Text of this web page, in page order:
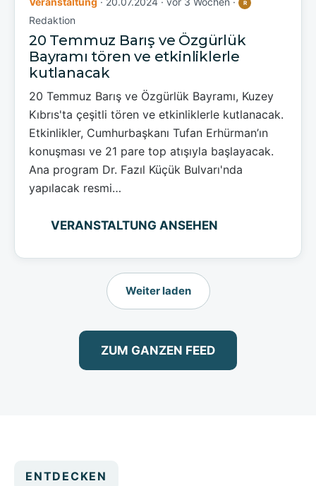
R
Redaktion
20 Temmuz Barış ve Özgürlük
Bayramı tören ve etkinliklerle
kutlanacak
20 Temmuz Barış ve Özgürlük Bayramı, Kuzey
Kıbrıs'ta çeşitli tören ve etkinliklerle kutlanacak.
Etkinlikler, Cumhurbaşkanı Tufan Erhürman’ın
konuşması ve 21 pare top atışıyla başlayacak.
Ana program Dr. Fazıl Küçük Bulvarı'nda
yapılacak resmi…
VERANSTALTUNG ANSEHEN
Weiter laden
ZUM GANZEN FEED
ENTDECKEN